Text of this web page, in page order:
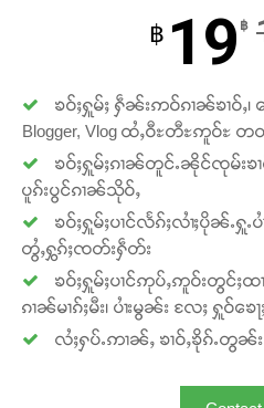
฿ 19 ฿
ၶဝ်ႈႁူမ်ႈ ႁဵၼ်းဢဝ်ၵၢၼ်ၶၢဝ်ႇ၊
Blogger, Vlog ထႆႇဝီႊတီႊဢူဝ်ႊ
ၶဝ်ႈႁူမ်ႈၵၢၼ်တူင်ႉၼိုင်ၸုမ်းၶ
ပူၵ်းပွင်ၵၢၼ်သိုဝ်ႇ
ၶဝ်ႈႁူမ်ႈပၢင်လႅၵ်ႈလၢႆႈပိုၼ်ႉႁူ
တွႆႇႁွၵ်ႈၸတ်းႁဵတ်း
ၶဝ်ႈႁူမ်ႈပၢင်ဢုပ်ႇဢူဝ်းတွင်ႈထၢ
ၵၢၼ်မၢၵ်ႈမီး၊ ပၢႆးမွၼ်း လႄႈ ႁူဝ်ၶ
လႆႈႁပ်ႉဢၢၼ်ႇ ၶၢဝ်ႇၶိုၵ်ႉတွ